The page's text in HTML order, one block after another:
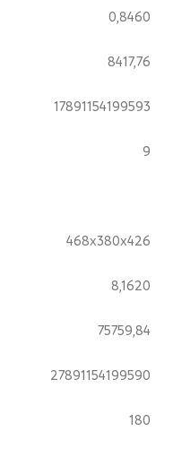
0,8460
8417,76
17891154199593
9
468x380x426
8,1620
75759,84
27891154199590
180